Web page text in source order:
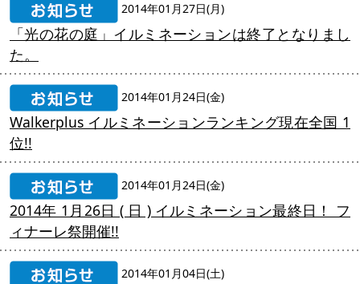
2014年01月27日(月)
「光の花の庭」イルミネーションは終了となりまし
た。
2014年01月24日(金)
Walkerplus イルミネーションランキング現在全国 1
位!!
2014年01月24日(金)
2014年 1月26日 ( 日 ) イルミネーション最終日！ フ
ィナーレ祭開催!!
2014年01月04日(土)